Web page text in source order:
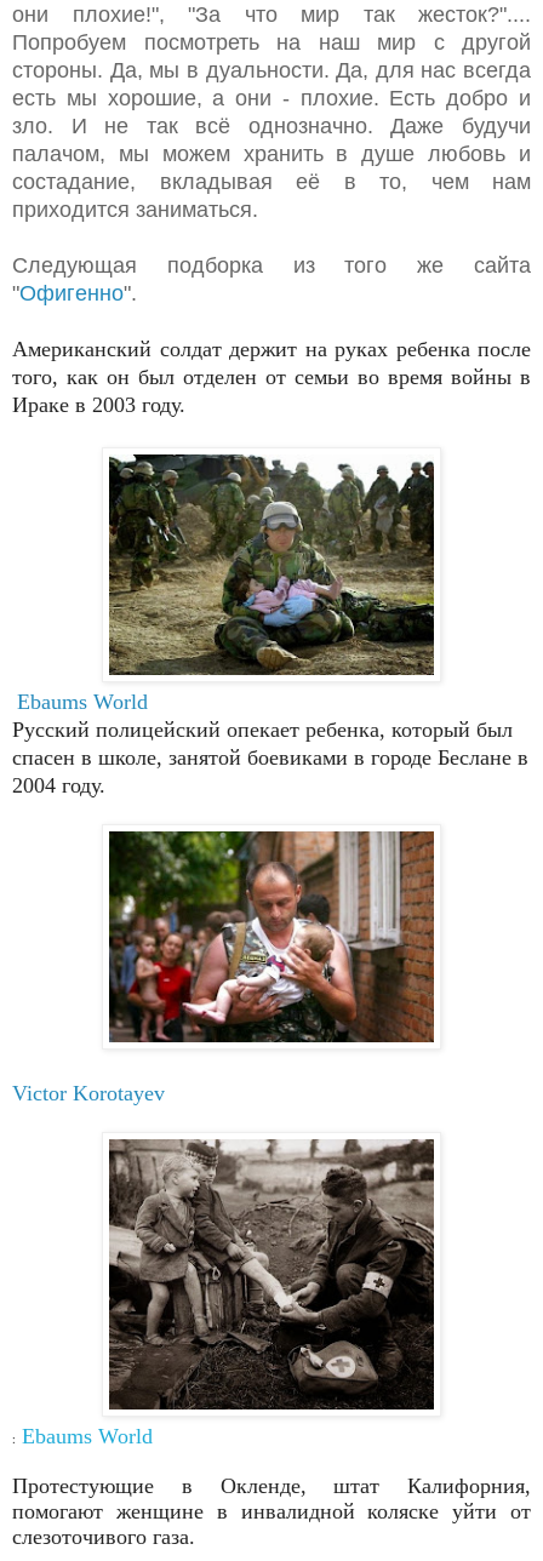
они плохие!", "За что мир так жесток?"....
Попробуем посмотреть на наш мир с другой
стороны. Да, мы в дуальности. Да, для нас всегда
есть мы хорошие, а они - плохие. Есть добро и
зло. И не так всё однозначно. Даже будучи
палачом, мы можем хранить в душе любовь и
состадание, вкладывая её в то, чем нам
приходится заниматься.
Следующая подборка из того же сайта
"Офигенно".
Американский солдат держит на руках ребенка после
того, как он был отделен от семьи во время войны в
Ираке в 2003 году.
Ebaums World
Русский полицейский опекает ребенка, который был
спасен в школе, занятой боевиками в городе Беслане в
2004 году.
Victor Korotayev
: Ebaums World
Протестующие в Окленде, штат Калифорния,
помогают женщине в инвалидной коляске уйти от
слезоточивого газа.